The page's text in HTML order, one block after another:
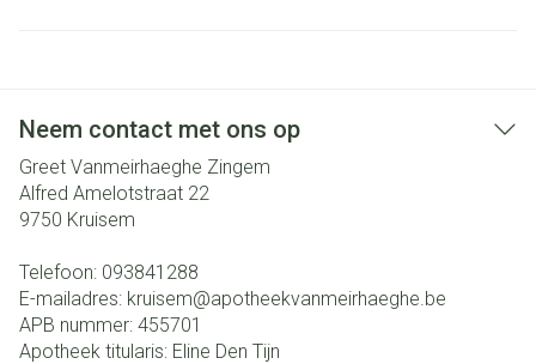
Neem contact met ons op
Greet Vanmeirhaeghe Zingem
Alfred Amelotstraat 22
9750 Kruisem
Telefoon: 093841288
E-mailadres: kruisem@apotheekvanmeirhaeghe.be
APB nummer: 455701
Apotheek titularis: Eline Den Tijn